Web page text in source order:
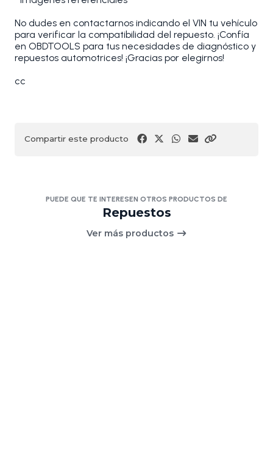
No dudes en contactarnos indicando el VIN tu vehículo
para verificar la compatibilidad del repuesto. ¡Confía
en OBDTOOLS para tus necesidades de diagnóstico y
repuestos automotrices! ¡Gracias por elegirnos!
cc
Compartir este producto
PUEDE QUE TE INTERESEN OTROS PRODUCTOS DE
Repuestos
Ver más productos